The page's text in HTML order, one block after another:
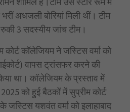
अधजली बोरियां मिली थीं। टीम
3 सदस्यीय जांच टीम।
कॉलेजियम ने जस्टिस वर्मा को
वापस ट्रांसफर करने की
था। कॉलेजियम के प्रस्ताव में
को हुई बैठकों में सुप्रीम कोर्ट
जस्टिस यशवंत वर्मा को इलाहाबाद